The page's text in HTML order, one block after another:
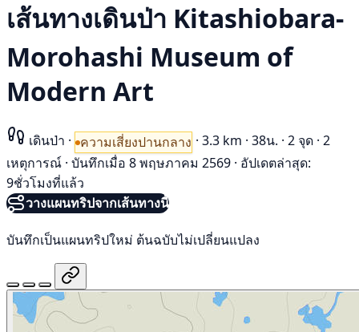
เส้นทางเดินป่า Kitashiobara-
Morohashi Museum of
Modern Art
เดินป่า · ความเสี่ยงปานกลาง · 3.3 km · 38น. · 2 จุด · 2
เหตุการณ์ · บันทึกเมื่อ 8 พฤษภาคม 2569 · อัปเดตล่าสุด:
9ชั่วโมงที่แล้ว
วางแผนทริปจากเส้นทางนี้
บันทึกเป็นแผนทริปใหม่ ต้นฉบับไม่เปลี่ยนแปลง